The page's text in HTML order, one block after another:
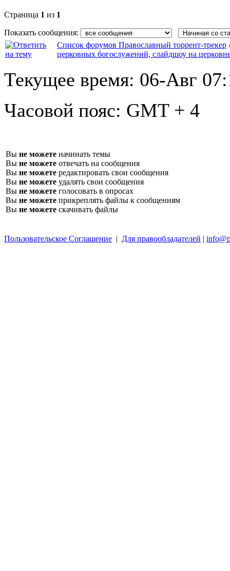
Страница 1 из 1
Показать сообщения:
Список форумов Православный торрент-трекер
церковных богослужений, слайдшоу на
Текущее время: 06-Авг
Часовой пояс: GMT + 4
Вы не можете начинать темы
Вы не можете отвечать на сообщения
Вы не можете редактировать свои сообщения
Вы не можете удалять свои сообщения
Вы не можете голосовать в опросах
Вы не можете прикреплять файлы к сообщениям
Вы не можете скачивать файлы
Пользовательское Соглашение | Для правообладателей |